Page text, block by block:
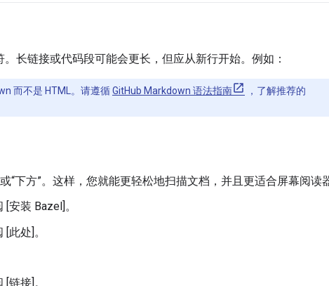
长链接或代码段可能会更长，但应从新行开始。例如：
而不是 HTML。请遵循GitHub Markdown 语法指南
，了解推荐的
“下方”。这样，您就能更轻松地扫描文档，并且更适合屏幕阅读
安装 Bazel]。
此处]。
链接]。